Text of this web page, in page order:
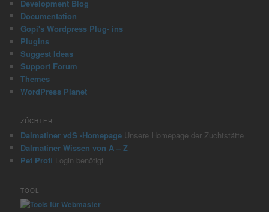
Development Blog
Documentation
Gopi's Wordpress Plug- ins
Plugins
Suggest Ideas
Support Forum
Themes
WordPress Planet
ZÜCHTER
Dalmatiner vdS -Homepage Unsere Homepage der Zuchtstätte
Dalmatiner Wissen von A – Z
Pet Profi Login benötigt
TOOL